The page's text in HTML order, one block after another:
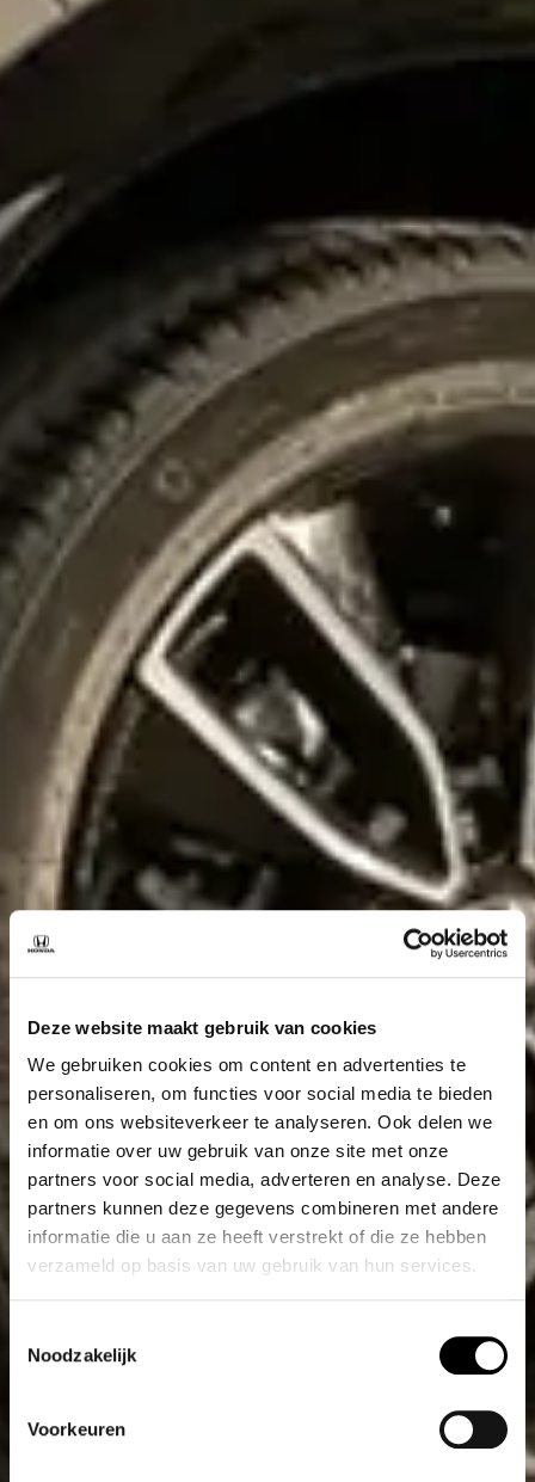
Deze website maakt gebruik van cookies
We gebruiken cookies om content en advertenties te
personaliseren, om functies voor social media te bieden
en om ons websiteverkeer te analyseren. Ook delen we
informatie over uw gebruik van onze site met onze
partners voor social media, adverteren en analyse. Deze
partners kunnen deze gegevens combineren met andere
informatie die u aan ze heeft verstrekt of die ze hebben
verzameld op basis van uw gebruik van hun services.
Noodzakelijk
Voorkeuren